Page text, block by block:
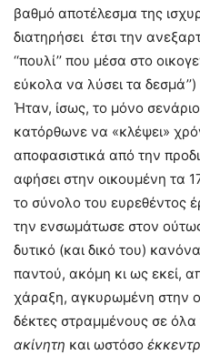
βαθμό αποτέλεσμα της
διατηρήσει έτσι την
‘‘πουλί’’ που μέσα στο
εύκολα να λύσει τα
Ήταν, ίσως, το μόνο
κατόρθωνε να «κλέψει»
αποφασιστικά από την
αφήσει στην οικουμένη τα
το σύνολο του ευρεθέντος
την ενσωμάτωσε στον
δυτικό (και δικό του)
παντού, ακόμη κι ως εκεί,
χάραξη, αγκυρωμένη στην
δέκτες στραμμένους σε
ακίνητη και ωστόσο